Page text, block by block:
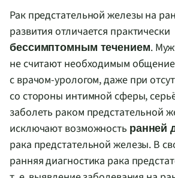
Рак предстательной железы на
развития отличается практически
бессимптомным течением.
не считают необходимым общение
с врачом-урологом, даже при
со стороны интимной сферы,
заболеть раком предстательной
исключают возможность ранней
рака предстательной железы. В
ранняя диагностика рака